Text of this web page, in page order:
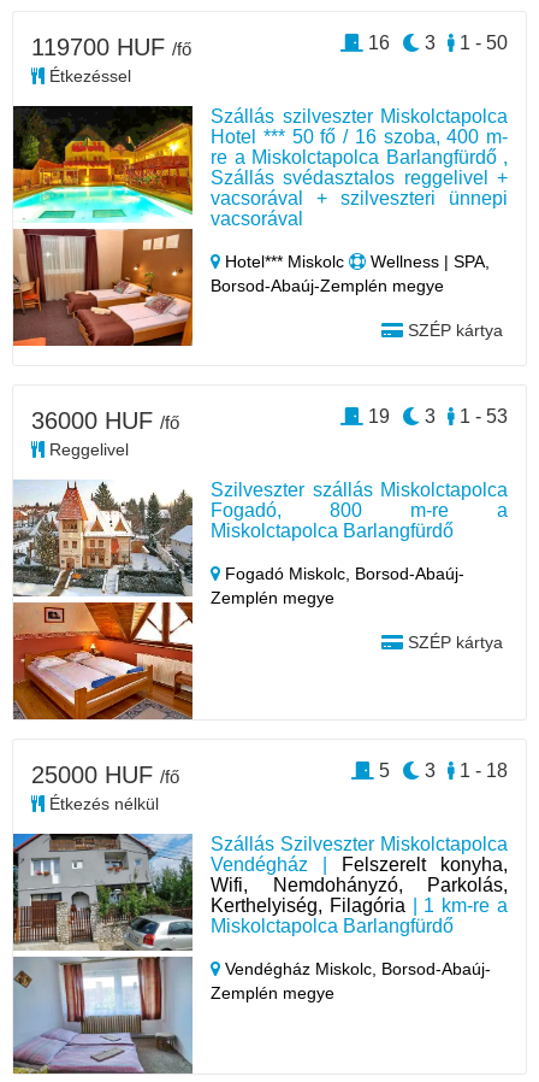
Szállás szilveszter Miskolctapolca
Hotel *** 50 fő / 16 szoba, 400 m-
re a Miskolctapolca Barlangfürdő ,
Szállás svédasztalos reggelivel +
vacsorával + szilveszteri ünnepi
vacsorával
Hotel*** Miskolc
Wellness | SPA,
Borsod-Abaúj-Zemplén megye
SZÉP kártya
119700 HUF /fő
Étkezéssel
1 - 50
3
16
Szilveszter szállás Miskolctapolca
Fogadó, 800 m-re a
Miskolctapolca Barlangfürdő
Fogadó Miskolc, Borsod-Abaúj-
Zemplén megye
SZÉP kártya
36000 HUF /fő
Reggelivel
1 - 53
3
19
Szállás Szilveszter Miskolctapolca
Vendégház |
Felszerelt konyha,
Wifi, Nemdohányzó, Parkolás,
Kerthelyiség, Filagória | 1 km-re a
Miskolctapolca Barlangfürdő
Vendégház Miskolc, Borsod-Abaúj-
Zemplén megye
25000 HUF /fő
Étkezés nélkül
1 - 18
3
5